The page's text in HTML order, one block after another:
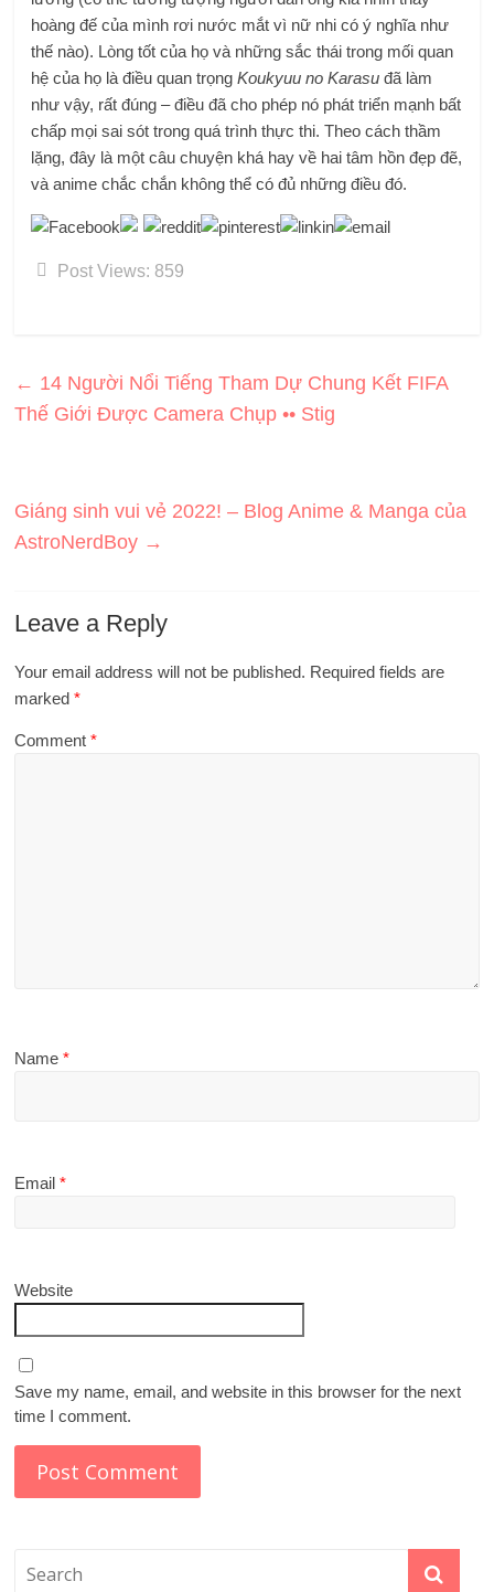
hoàng đế của mình rơi nước mắt vì nữ nhi có ý nghĩa như
thế nào). Lòng tốt của họ và những sắc thái trong mối quan
hệ của họ là điều quan trọngKoukyuu no Karasu đã làm
như vậy, rất đúng – điều đã cho phép nó phát triển mạnh bất
chấp mọi sai sót trong quá trình thực thi. Theo cách thầm
lặng, đây là một câu chuyện khá hay về hai tâm hồn đẹp đẽ,
và anime chắc chắn không thể có đủ những điều đó.
Post Views: 859
← 14 Người Nổi Tiếng Tham Dự Chung Kết FIFA
Thế Giới Được Camera Chụp •• Stig
Giáng sinh vui vẻ 2022! – Blog Anime & Manga của
AstroNerdBoy →
Leave a Reply
Your email address will not be published. Required fields are
marked*
Comment*
Name*
Email*
Website
Save my name, email, and website in this browser for the next
time I comment.